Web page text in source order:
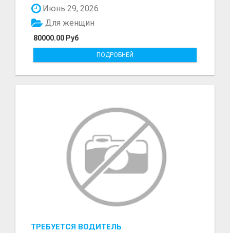
Июнь 29, 2026
80000.00 Руб
Для женщин
ПОДРОБНЕЙ
ТРЕБУЕТСЯ ВОДИТЕЛЬ